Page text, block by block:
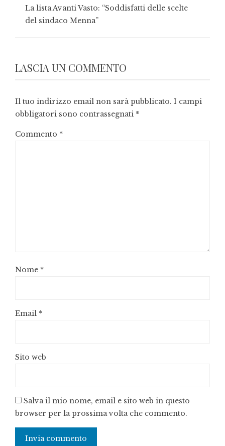
La lista Avanti Vasto: “Soddisfatti delle scelte
del sindaco Menna”
LASCIA UN COMMENTO
Il tuo indirizzo email non sarà pubblicato. I campi
obbligatori sono contrassegnati *
Commento *
Nome *
Email *
Sito web
Salva il mio nome, email e sito web in questo
browser per la prossima volta che commento.